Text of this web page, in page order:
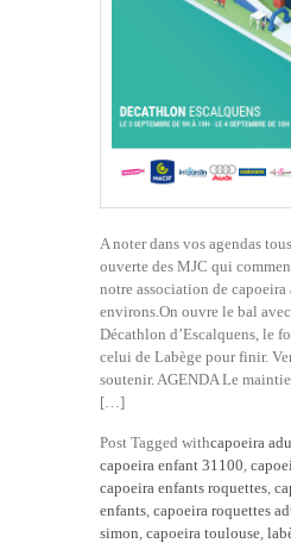
A noter dans vos agendas
ouverte des MJC qui
notre association de capoeira
environs.On ouvre le bal
Décathlon d’Escalquens, le
celui de Labège pour finir.
soutenir. AGENDA Le
[…]
Post Tagged withcapoeira
capoeira enfant 31100
capoeira enfants roquettes
enfants capoeira roquettes
simon capoeira toulouse